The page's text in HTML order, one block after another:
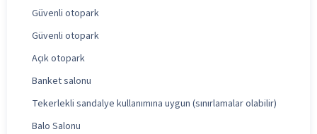
Güvenli otopark
Güvenli otopark
Açık otopark
Banket salonu
Tekerlekli sandalye kullanımına uygun (sınırlamalar olabilir)
Balo Salonu